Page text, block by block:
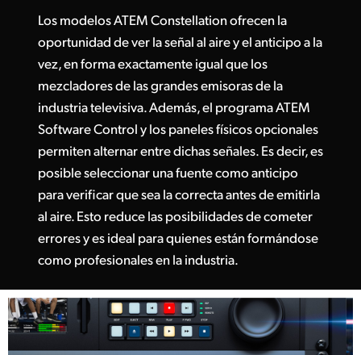
Los modelos ATEM Constellation ofrecen la
oportunidad de ver la señal al aire y el anticipo a la
vez, en forma exactamente igual que los
mezcladores de las grandes emisoras de la
industria televisiva. Además, el programa ATEM
Software Control y los paneles físicos opcionales
permiten alternar entre dichas señales. Es decir, es
posible seleccionar una fuente como anticipo
para verificar que sea la correcta antes de emitirla
al aire. Esto reduce las posibilidades de cometer
errores y es ideal para quienes están formándose
como profesionales en la industria.